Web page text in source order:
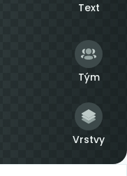
Text
Tým
Vrstvy